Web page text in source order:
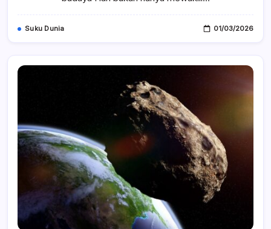
Suku Dunia 01/03/2026